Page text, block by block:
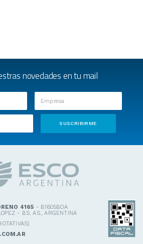
novedades en tu mail
4165 - B1605BOA
- BS. AS., ARGENTINA